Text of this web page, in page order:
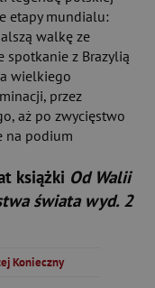
etapy mundialu:
walkę ze
spotkanie z Brazylią
wielkiego
przez
aż po zwycięstwo
na podium
książki Od Walii
świata wyd. 2
Konieczny